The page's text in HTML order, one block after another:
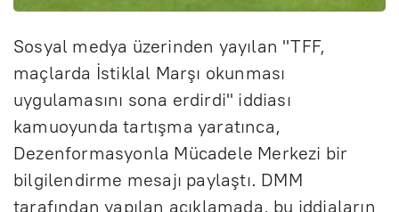
Sosyal medya üzerinden yayılan "TFF,
maçlarda İstiklal Marşı okunması
uygulamasını sona erdirdi" iddiası
kamuoyunda tartışma yaratınca,
Dezenformasyonla Mücadele Merkezi bir
bilgilendirme mesajı paylaştı. DMM
tarafından yapılan açıklamada, bu iddiaların